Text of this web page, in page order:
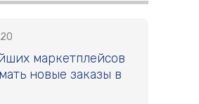
маркетплейсов
новые заказы в